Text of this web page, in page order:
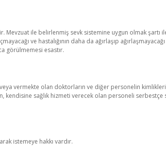
Mevzuat ile belirlenmiş sevk sistemine uygun olmak şartı
ve hastalığının daha da ağırlaşıp
görülmemesi esastır.
vermekte olan doktorların ve diğer personelin
kendisine sağlık hizmeti verecek olan personeli
istemeye hakkı vardır.